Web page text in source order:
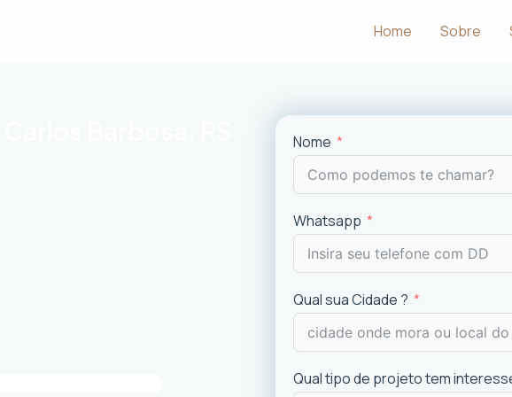
Home Sobre
Nome
Whatsapp
Qual sua Cidade ?
Qual tipo de projeto tem